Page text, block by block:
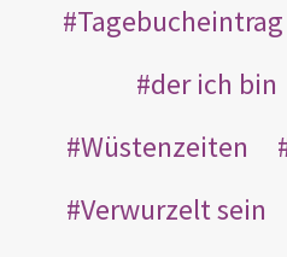
Tagebucheintrag
der ich bin
Wüstenzeiten
Verwurzelt sein